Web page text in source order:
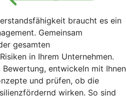
braucht es ein
Gemeinsam
gesamten
in Ihrem Unternehmen.
entwickeln mit Ihnen
und prüfen, ob die
wirken. So sind